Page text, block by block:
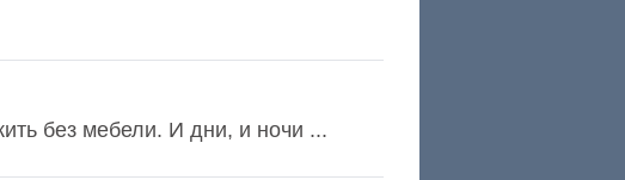
без мебели. И дни, и ночи ...